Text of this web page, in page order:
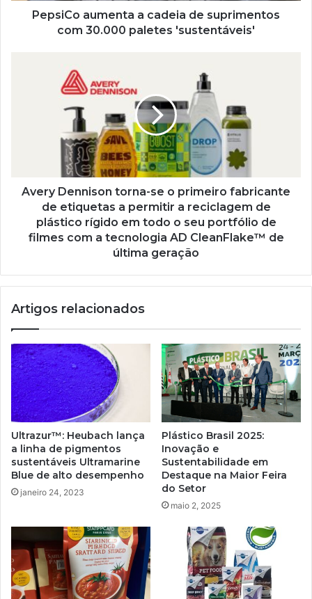
'sustentáveis'
PepsiCo aumenta a cadeia de suprimentos
com 30.000 paletes 'sustentáveis'
permitir
reciclagem
rígido
todo
portfólio
de
filmes
com
a
tecnologia
AD
CleanFlake™
de
última
geração
Avery Dennison torna-se o primeiro fabricante
de etiquetas a permitir a reciclagem de
plástico rígido em todo o seu portfólio de
filmes com a tecnologia AD CleanFlake™ de
última geração
Artigos relacionados
Ultrazur™: Heubach lança
a linha de pigmentos
sustentáveis ​​Ultramarine
Blue de alto desempenho
janeiro 24, 2023
Plástico Brasil 2025:
Inovação e
Sustentabilidade em
Destaque na Maior Feira
do Setor
maio 2, 2025